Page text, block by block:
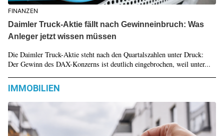
FINANZEN
Daimler Truck-Aktie fällt nach Gewinneinbruch: Was
Anleger jetzt wissen müssen
Die Daimler Truck-Aktie steht nach den Quartalszahlen unter Druck:
Der Gewinn des DAX-Konzerns ist deutlich eingebrochen, weil unter...
IMMOBILIEN